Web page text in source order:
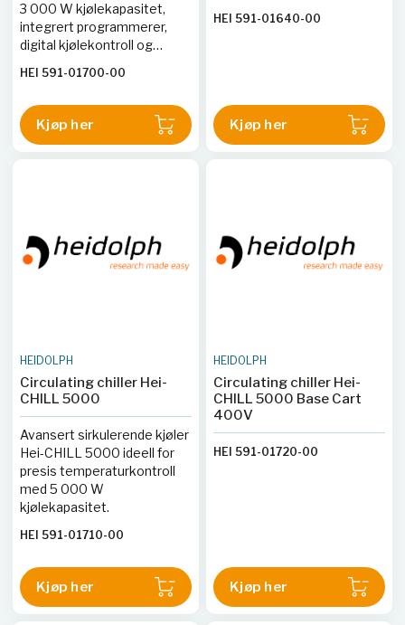
3 000 W kjølekapasitet,
integrert programmerer,
digital kjølekontroll og
HEI 591-01700-00
Kjøp her
HEI 591-01640-00
Kjøp her
HEIDOLPH
Circulating chiller Hei-
CHILL 5000
Avansert sirkulerende kjøler
Hei-CHILL 5000 ideell for
presis temperaturkontroll
med 5 000 W
kjølekapasitet.
HEI 591-01710-00
Kjøp her
HEIDOLPH
Circulating chiller Hei-
CHILL 5000 Base Cart
400V
HEI 591-01720-00
Kjøp her